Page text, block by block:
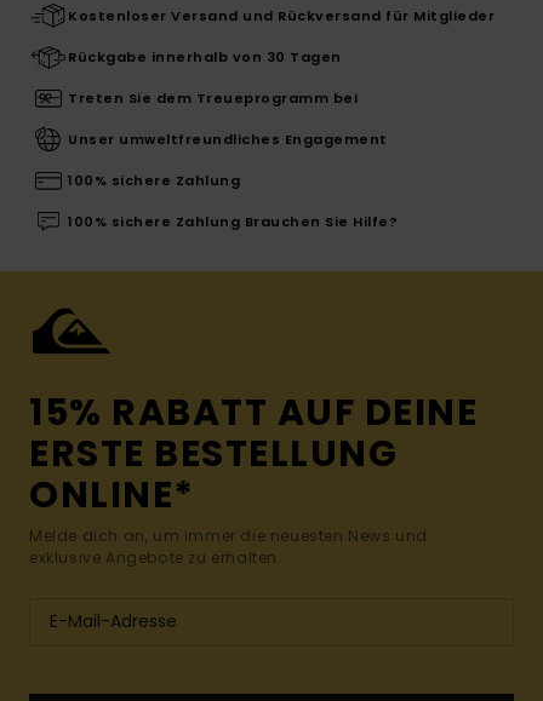
Kostenloser Versand und Rückversand für Mitglieder
Rückgabe innerhalb von 30 Tagen
Treten Sie dem Treueprogramm bei
Unser umweltfreundliches Engagement
100% sichere Zahlung
100% sichere Zahlung Brauchen Sie Hilfe?
15% RABATT AUF DEINE
ERSTE BESTELLUNG
ONLINE*
Melde dich an, um immer die neuesten News und
exklusive Angebote zu erhalten.